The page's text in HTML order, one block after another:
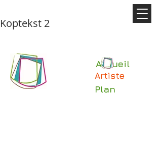
Koptekst 2
Accueil
Artiste
Plan